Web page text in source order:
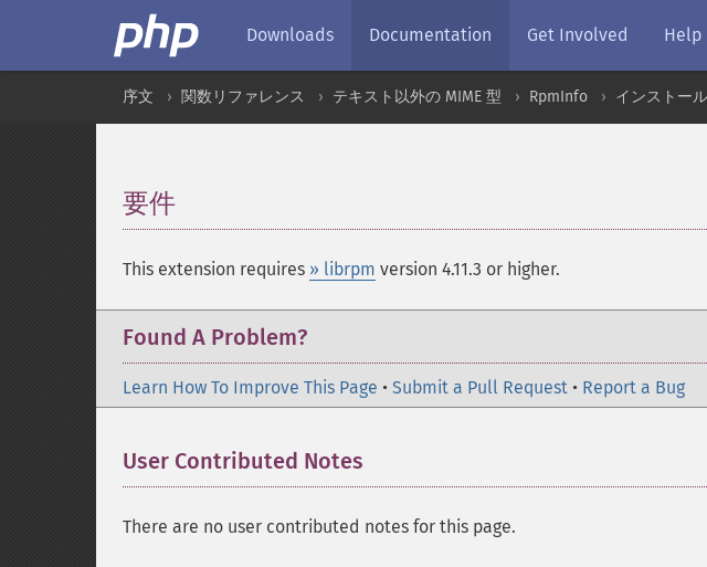
Downloads Documentation Get Involved Help
序文 関数リファレンス テキスト以外の MIME 型 RpmInfo インストー
要件
This extension requires » librpm version 4.11.3 or higher.
Found A Problem?
Learn How To Improve This Page • Submit a Pull Request • Report a Bug
User Contributed Notes
There are no user contributed notes for this page.